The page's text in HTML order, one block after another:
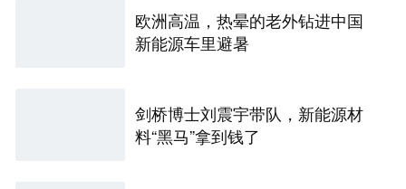
欧洲高温，热晕的老外钻进中国
新能源车里避暑
剑桥博士刘震宇带队，新能源材
料“黑马”拿到钱了